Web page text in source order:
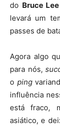
do Bruce Lee
levará um
passes de
Agora algo
para nós,
o ping
influência
está fraco,
asiático, e